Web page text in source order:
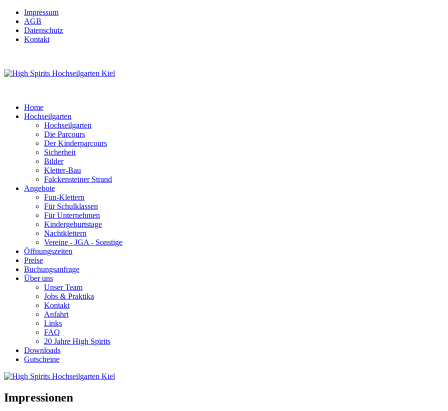
Impressum
AGB
Datenschutz
Kontakt
Home
Hochseilgarten
Hochseilgarten
Die Parcours
Der Kinderparcours
Sicherheit
Bilder
Kletter-Bau
Falckensteiner Strand
Angebote
Fun-Klettern
Für Schulklassen
Für Unternehmen
Kindergeburtstage
Nachtklettern
Vereine - JGA - Sonstige
Öffnungszeiten
Preise
Buchungsanfrage
Über uns
Unser Team
Jobs & Praktika
Kontakt
Anfahrt
Links
FAQ
20 Jahre High Spirits
Downloads
Gutscheine
Impressionen